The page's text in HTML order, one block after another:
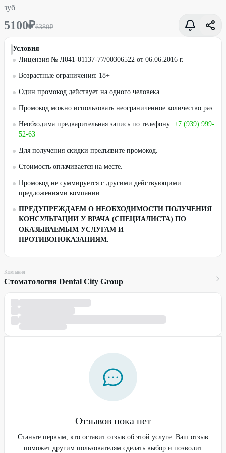
зуб
5100₽6380₽
Условия
Лицензия № Л041-01137-77/00306522 от 06.06.2016 г.
Возрастные ограничения: 18+
Один промокод действует на одного человека.
Промокод можно использовать неограниченное количество раз.
Необходима предварительная запись по телефону: +7 (939) 999-
52-63
Для получения скидки предъявите промокод.
Стоимость оплачивается на месте.
Промокод не суммируется с другими действующими
предложениями компании.
ПРЕДУПРЕЖДАЕМ О НЕОБХОДИМОСТИ ПОЛУЧЕНИЯ
КОНСУЛЬТАЦИИ У ВРАЧА (СПЕЦИАЛИСТА) ПО
ОКАЗЫВАЕМЫМ УСЛУГАМ И
ПРОТИВОПОКАЗАНИЯМ.
Компания
Стоматология Dental City Group
Отзывов пока нет
Станьте первым, кто оставит отзыв об этой услуге. Ваш отзыв
поможет другим пользователям сделать выбор и позволит